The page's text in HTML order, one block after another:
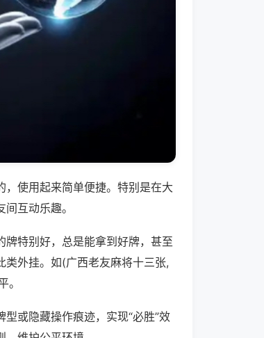
使用起来简单便捷。特别是在大
互动乐趣。
特别好，总是能拿到好牌，甚至
外挂。如(广西老友麻将十三张,
或隐藏操作痕迹，实现“必胜”效